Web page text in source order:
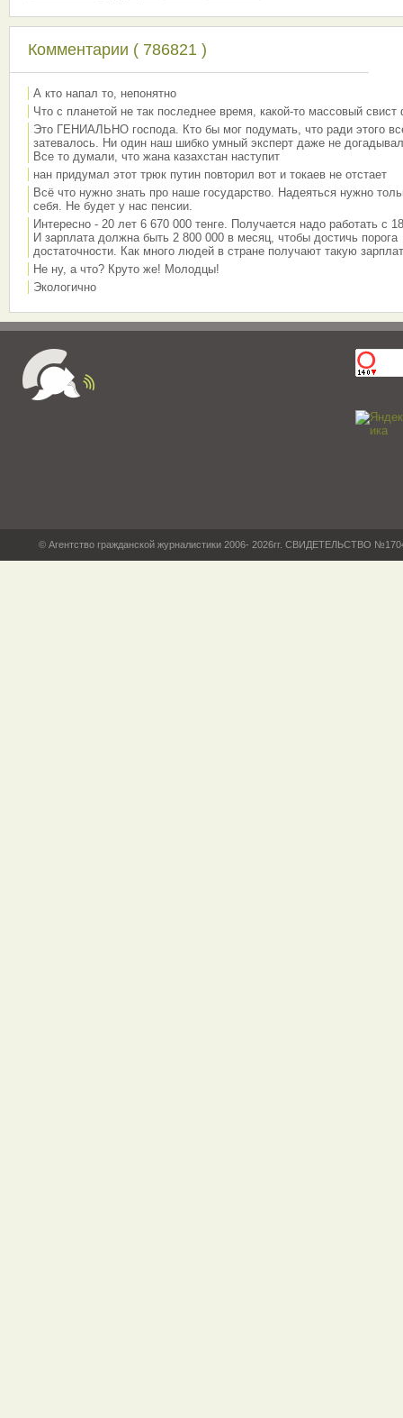
Комментарии ( 786821 )
А кто напал то, непонятно
Что с планетой не так последнее время, какой-то массовый свист
Это ГЕНИАЛЬНО господа. Кто бы мог подумать, что ради этого
затевалось. Ни один наш шибко умный эксперт даже не
Все то думали, что жана казахстан наступит
нан придумал этот трюк путин повторил вот и токаев не отстает
Всё что нужно знать про наше государство. Надеяться нужно
себя. Не будет у нас пенсии.
Интересно - 20 лет 6 670 000 тенге. Получается надо работать с
И зарплата должна быть 2 800 000 в месяц, чтобы достичь порога
достаточности. Как много людей в стране получают такую
Не ну, а что? Круто же! Молодцы!
Экологично
© Агентство гражданской журналистики 2006- 2026гг. СВИДЕТЕЛЬСТВО